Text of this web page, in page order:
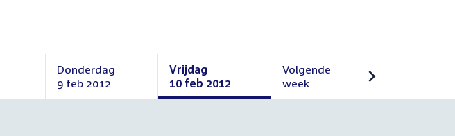
Donderdag
9 feb 2012
Donderdag
Vrijdag
10 feb 2012
Vrijdag
Volgende
week
Volgende